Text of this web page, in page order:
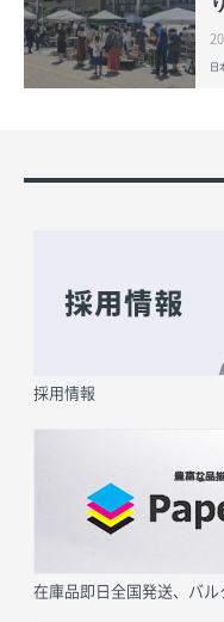
日
採用情報
在庫品即日全国発送、バ